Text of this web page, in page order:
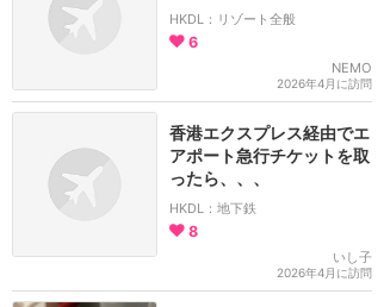
HKDL：リゾート全般
6
NEMO
2026年4月に訪問
香港エクスプレス経由でエ
アポート急行チケットを取
ったら、、、
HKDL：地下鉄
8
いし子
2026年4月に訪問